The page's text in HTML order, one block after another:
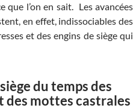
que l’on en sait. Les avancées
en effet, indissociables des
et des engins de siège qui
du temps des
des mottes castrales